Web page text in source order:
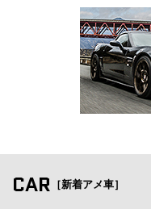
CAR ［新着アメ車］